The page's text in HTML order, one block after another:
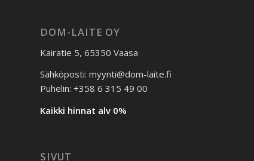
DOM-LAITE OY
Kairatie 5, 65350 Vaasa
Sähköposti: myynti@dom-laite.fi
Puhelin: +358 6 315 49 00
Kaikki hinnat alv 0%
SIVUT